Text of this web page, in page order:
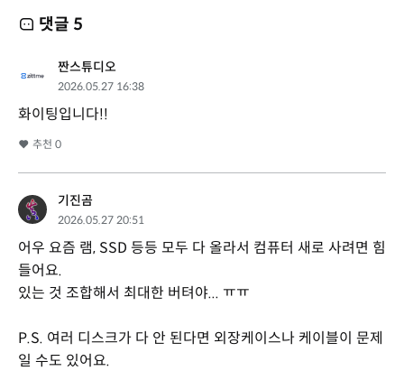
구축해드립니다.)
댓글 5
짠스튜디오
2026.05.27 16:38
화이팅입니다!!
추천 0
기진곰
2026.05.27 20:51
어우 요즘 램, SSD 등등 모두 다 올라서 컴퓨터 새로 사려면 힘
들어요.
있는 것 조합해서 최대한 버텨야... ㅠㅠ
P.S. 여러 디스크가 다 안 된다면 외장케이스나 케이블이 문제
일 수도 있어요.